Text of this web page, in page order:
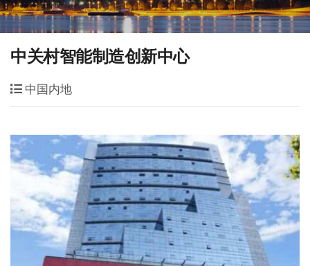
中关村智能制造创新中心
中国内地